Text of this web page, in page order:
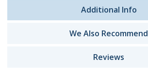
Additional Info
We Also Recommend
Reviews